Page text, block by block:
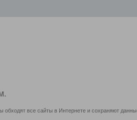
обходят все сайты в Интернете и сохраняют